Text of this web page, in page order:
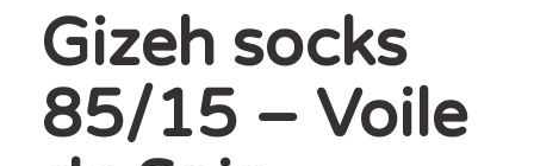
Gizeh socks
85/15 – Voile